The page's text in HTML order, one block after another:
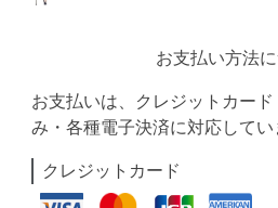
お支払い方法
お支払いは、クレジットカー
み・各種電子決済に対応してい
クレジットカード